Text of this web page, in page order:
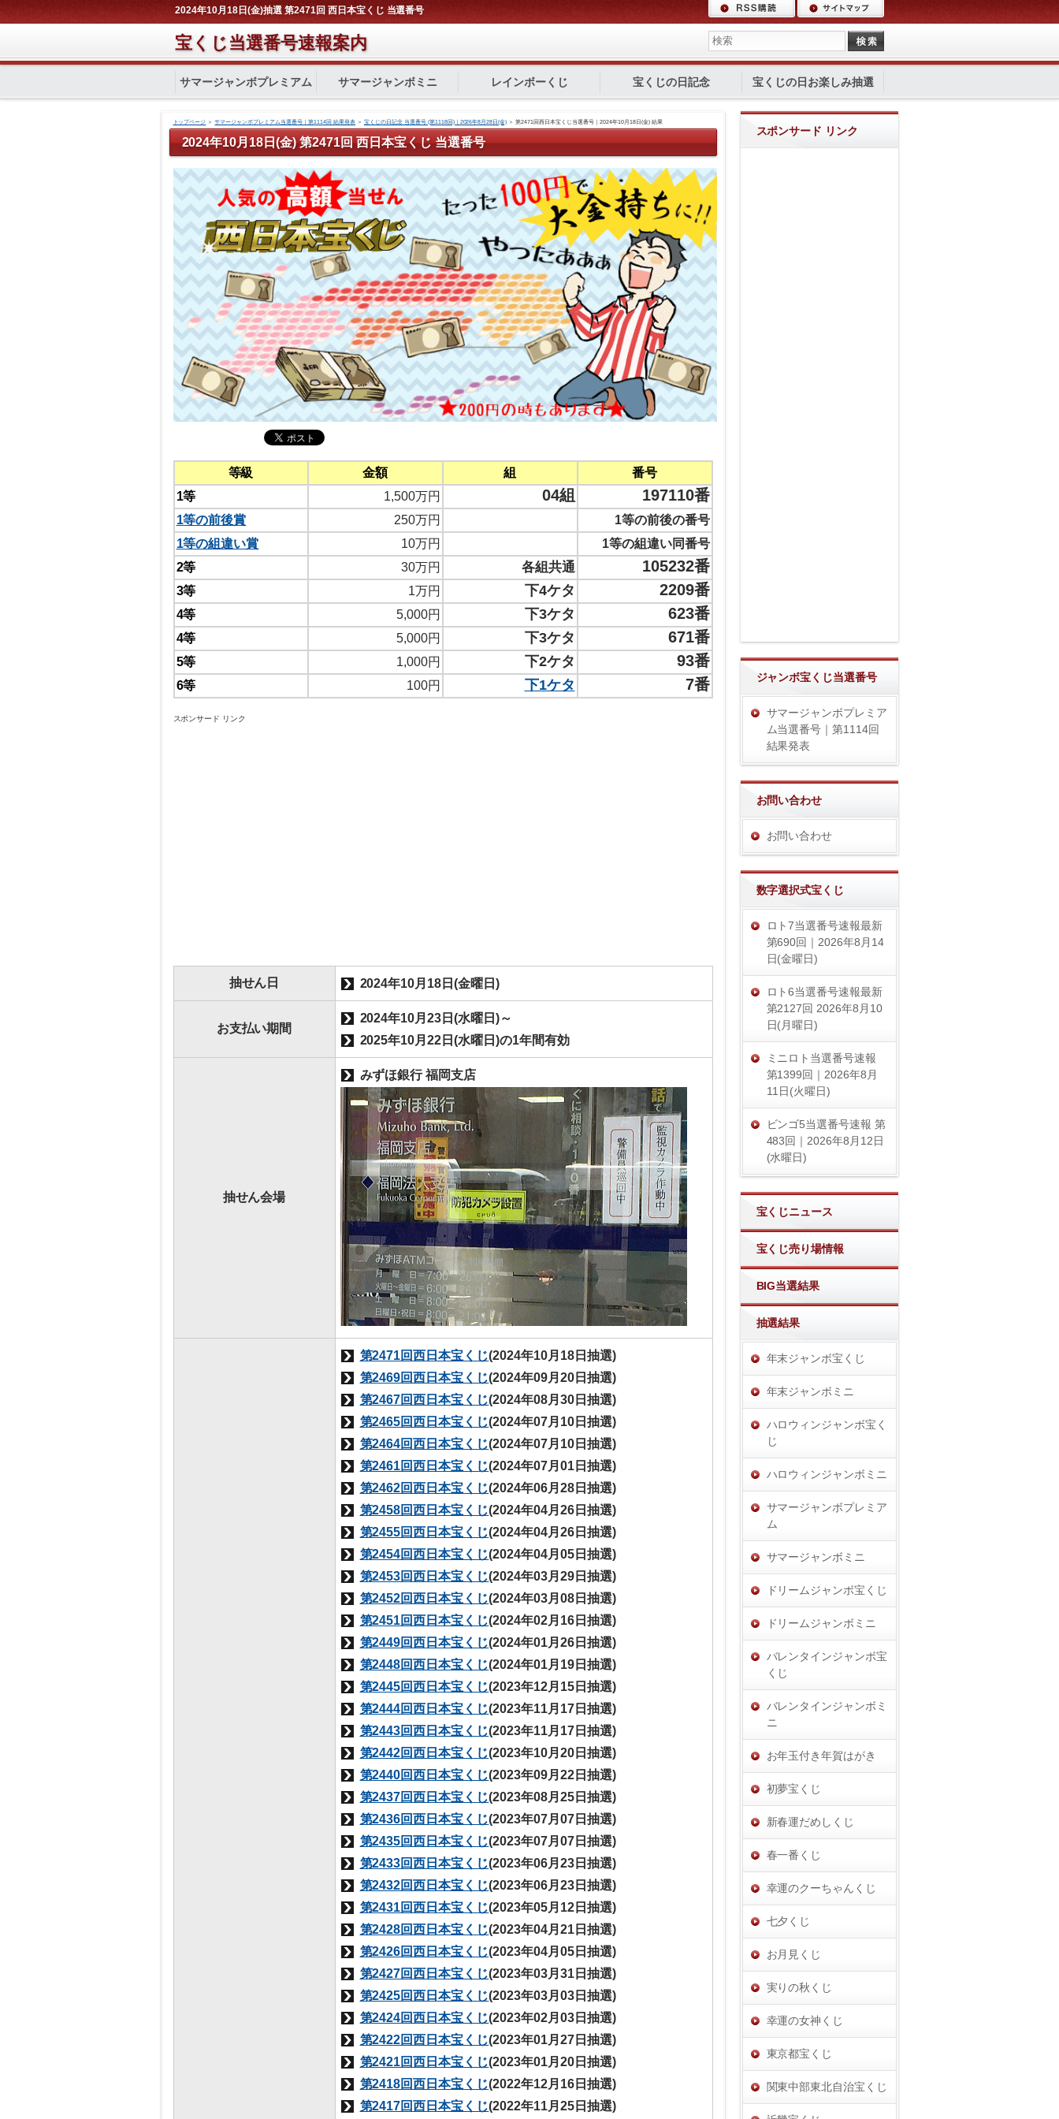
2024年10月18日(金)抽選 第2471回 西日本宝くじ 当選番号
宝くじ当選番号速報案内
サマージャンボプレミアム サマージャンボミニ レインボーくじ 宝くじの日記念 宝くじの日お楽しみ抽選
トップページ ＞サマージャンボプレミアム当選番号｜第1114回 結果発表＞ 宝くじの日記念 当選番号 (第1118回)｜2026年8月28日(金) ＞第2471回西日本宝くじ当選番号｜2024年10月18日(金) 結果
2024年10月18日(金) 第2471回 西日本宝くじ 当選番号
等級 金額 組
番号
1等
1,500万円 04組 197110番
1等の前後賞 250万円
1等の前後の番号
1等の組違い賞
10万円
1等の組違い同番号
2等
30万円 各組共通 105232番
3等 1万円 下4ケタ 2209番
4等 5,000円 下3ケタ 623番
4等 5,000円 下3ケタ 671番
5等 1,000円 下2ケタ 93番
6等 100円 下1ケタ 7番
スポンサード リンク
抽せん日 2024年10月18日(金曜日)
お支払い期間
2024年10月23日(水曜日)～
2025年10月22日(水曜日)の1年間有効
抽せん会場
みずほ銀行 福岡支店
第2471回西日本宝くじ(2024年10月18日抽選)
第2469回西日本宝くじ(2024年09月20日抽選)
第2467回西日本宝くじ(2024年08月30日抽選)
第2465回西日本宝くじ(2024年07月10日抽選)
第2464回西日本宝くじ(2024年07月10日抽選)
第2461回西日本宝くじ(2024年07月01日抽選)
第2462回西日本宝くじ(2024年06月28日抽選)
第2458回西日本宝くじ(2024年04月26日抽選)
第2455回西日本宝くじ(2024年04月26日抽選)
第2454回西日本宝くじ(2024年04月05日抽選)
第2453回西日本宝くじ(2024年03月29日抽選)
第2452回西日本宝くじ(2024年03月08日抽選)
第2451回西日本宝くじ(2024年02月16日抽選)
第2449回西日本宝くじ(2024年01月26日抽選)
第2448回西日本宝くじ(2024年01月19日抽選)
第2445回西日本宝くじ(2023年12月15日抽選)
第2444回西日本宝くじ(2023年11月17日抽選)
第2443回西日本宝くじ(2023年11月17日抽選)
第2442回西日本宝くじ(2023年10月20日抽選)
第2440回西日本宝くじ(2023年09月22日抽選)
第2437回西日本宝くじ(2023年08月25日抽選)
第2436回西日本宝くじ(2023年07月07日抽選)
第2435回西日本宝くじ(2023年07月07日抽選)
第2433回西日本宝くじ(2023年06月23日抽選)
第2432回西日本宝くじ(2023年06月23日抽選)
第2431回西日本宝くじ(2023年05月12日抽選)
第2428回西日本宝くじ(2023年04月21日抽選)
第2426回西日本宝くじ(2023年04月05日抽選)
第2427回西日本宝くじ(2023年03月31日抽選)
第2425回西日本宝くじ(2023年03月03日抽選)
第2424回西日本宝くじ(2023年02月03日抽選)
第2422回西日本宝くじ(2023年01月27日抽選)
第2421回西日本宝くじ(2023年01月20日抽選)
第2418回西日本宝くじ(2022年12月16日抽選)
第2417回西日本宝くじ(2022年11月25日抽選)
スポンサード リンク
ジャンボ宝くじ当選番号
サマージャンボプレミア
ム当選番号｜第1114回
結果発表
お問い合わせ
お問い合わせ
数字選択式宝くじ
ロト7当選番号速報最新
第690回｜2026年8月14
日(金曜日)
ロト6当選番号速報最新
第2127回 2026年8月10
日(月曜日)
ミニロト当選番号速報
第1399回｜2026年8月
11日(火曜日)
ビンゴ5当選番号速報 第
483回｜2026年8月12日
(水曜日)
宝くじニュース
宝くじ売り場情報
BIG当選結果
抽選結果
年末ジャンボ宝くじ
年末ジャンボミニ
ハロウィンジャンボ宝く
じ
ハロウィンジャンボミニ
サマージャンボプレミア
ム
サマージャンボミニ
ドリームジャンボ宝くじ
ドリームジャンボミニ
バレンタインジャンボ宝
くじ
バレンタインジャンボミ
ニ
お年玉付き年賀はがき
初夢宝くじ
新春運だめしくじ
春一番くじ
幸運のクーちゃんくじ
七夕くじ
お月見くじ
実りの秋くじ
幸運の女神くじ
東京都宝くじ
関東中部東北自治宝くじ